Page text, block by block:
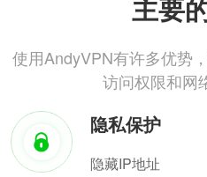
主要
使用AndyVPN有许多优势
访问权限和网
隐私保护
隐藏IP地址